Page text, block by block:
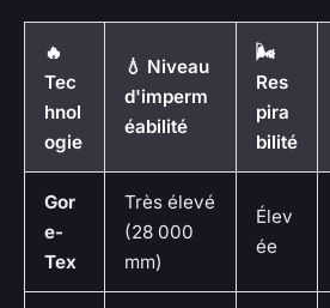
🔥
Tec
hnol
ogie
💧 Niveau
d'imperm
éabilité
🌬️
Res
pira
bilité
Gor
e-
Tex
Très élevé
(28 000
mm)
Élev
ée